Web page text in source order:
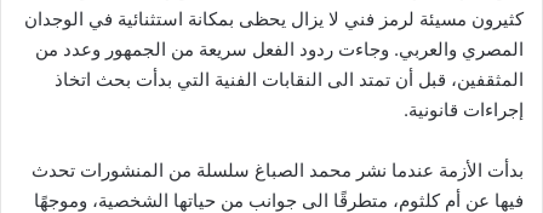
كثيرون مسيئة لرمز فني لا يزال يحظى بمكانة استثنائية في الوجدان
المصري والعربي. وجاءت ردود الفعل سريعة من الجمهور وعدد من
المثقفين، قبل أن تمتد الى النقابات الفنية التي بدأت بحث اتخاذ
إجراءات قانونية.
بدأت الأزمة عندما نشر محمد الصباغ سلسلة من المنشورات تحدث
فيها عن أم كلثوم، متطرقًا الى جوانب من حياتها الشخصية، وموجهًا